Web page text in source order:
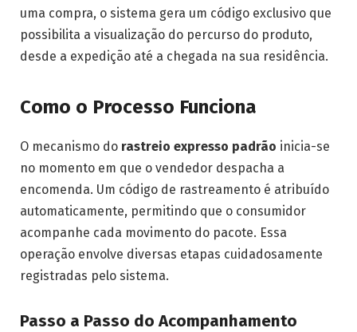
uma compra, o sistema gera um código exclusivo que
possibilita a visualização do percurso do produto,
desde a expedição até a chegada na sua residência.
Como o Processo Funciona
O mecanismo do rastreio expresso padrão inicia-se
no momento em que o vendedor despacha a
encomenda. Um código de rastreamento é atribuído
automaticamente, permitindo que o consumidor
acompanhe cada movimento do pacote. Essa
operação envolve diversas etapas cuidadosamente
registradas pelo sistema.
Passo a Passo do Acompanhamento